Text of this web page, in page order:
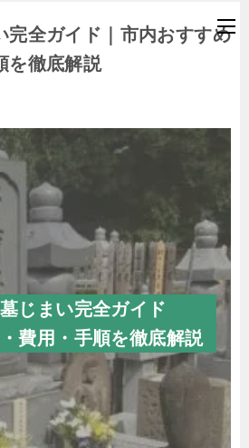
完全ガイド｜市内おすすめ
を徹底解説
じまい完全ガイド
費用・手順を徹底解説